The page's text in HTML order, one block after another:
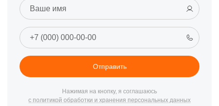
Отправить
Нажимая на кнопку, я соглашаюсь
с политикой обработки и хранения персональных данных